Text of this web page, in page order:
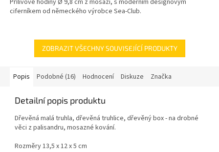
Přílivové hodiny Ø 9,8 cm z mosazi, s moderním designovým
ciferníkem od německého výrobce Sea-Club.
ZOBRAZIT VŠECHNY SOUVISEJÍCÍ PRODUKTY
Popis Podobné (16) Hodnocení Diskuze Značka
Detailní popis produktu
Dřevěná malá truhla, dřevěná truhlice, dřevěný box - na drobné
věci z palisandru, mosazné kování.
Rozměry 13,5 x 12 x 5 cm